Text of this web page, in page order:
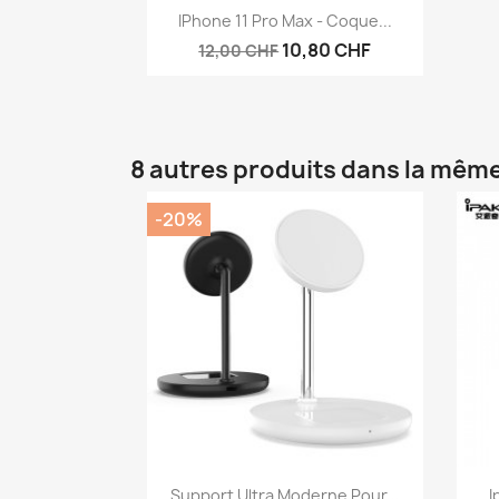
 Aperçu rapide
IPhone 11 Pro Max - Coque...
12,00 CHF10,80 CHF
8 autres produits dans la
Aperçu rapide
-20%